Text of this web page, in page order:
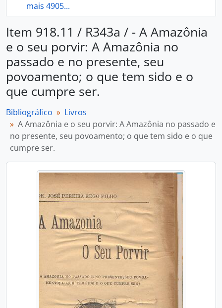
mais 4905...
Item 918.11 / R343a / - A Amazônia
e o seu porvir: A Amazônia no
passado e no presente, seu
povoamento; o que tem sido e o
que cumpre ser.
Bibliográfico
Livros
A Amazônia e o seu porvir: A Amazônia no passado e
no presente, seu povoamento; o que tem sido e o que
cumpre ser.